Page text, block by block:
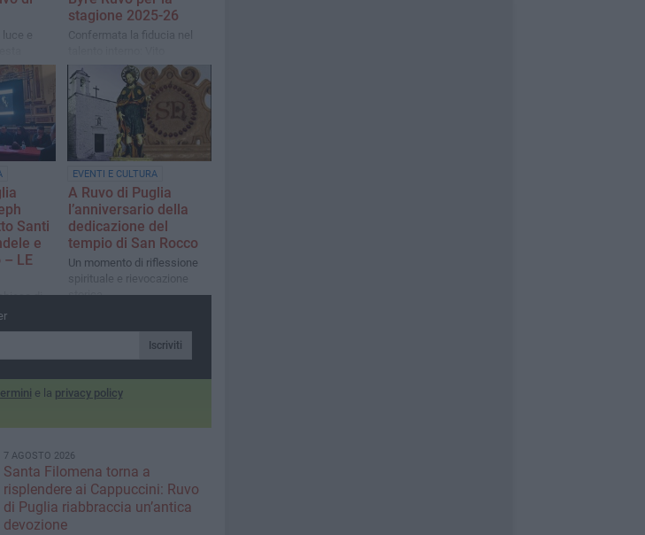
e
stagione 2025-26
Confermata la fiducia nel
Altamura sarà il nuovo
tecnico dell’Under 21
Santi
e
– LE
di
e
EVENTI E CULTURA
A Ruvo di Puglia
l’anniversario della
dedicazione del
tempio di San Rocco
Un momento di riflessione
spirituale e rievocazione
storica
Iscriviti
e la privacy policy
7 AGOSTO 2026
Santa Filomena torna a
risplendere ai Cappuccini: Ruvo
di Puglia riabbraccia un’antica
devozione